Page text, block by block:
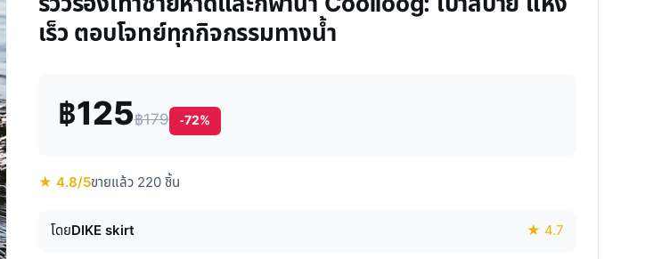
เร็ว ตอบโจทย์ทุกกิจกรรมทางน้ำ
฿125฿179 -72%
★ 4.8/5ขายแล้ว 220 ชิ้น
โดยDIKE skirt ★ 4.7